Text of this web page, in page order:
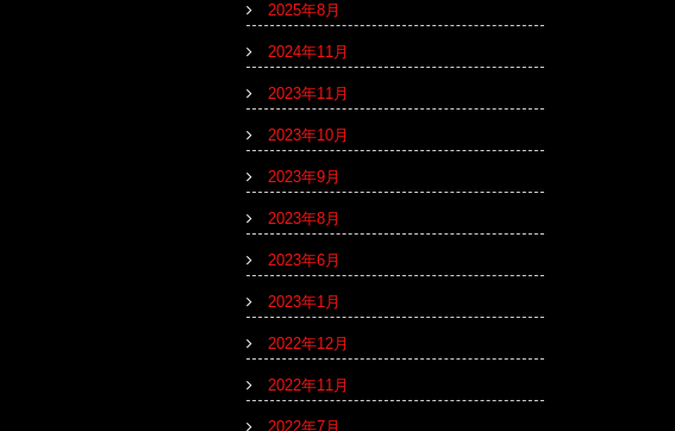
2025年8月
2024年11月
2023年11月
2023年10月
2023年9月
2023年8月
2023年6月
2023年1月
2022年12月
2022年11月
2022年7月